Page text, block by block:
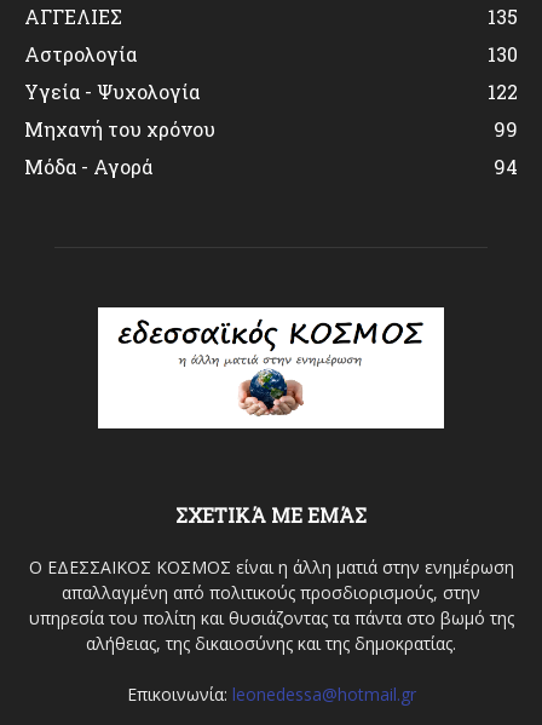
ΑΓΓΕΛΙΕΣ
135
Αστρολογία
130
Υγεία - Ψυχολογία
122
Μηχανή του χρόνου
99
Μόδα - Αγορά
94
ΣΧΕΤΙΚΆ ΜΕ ΕΜΆΣ
Ο ΕΔΕΣΣΑΙΚΟΣ ΚΟΣΜΟΣ είναι η άλλη ματιά στην ενημέρωση
απαλλαγμένη από πολιτικούς προσδιορισμούς, στην
υπηρεσία του πολίτη και θυσιάζοντας τα πάντα στο βωμό της
αλήθειας, της δικαιοσύνης και της δημοκρατίας.
Επικοινωνία: leonedessa@hotmail.gr